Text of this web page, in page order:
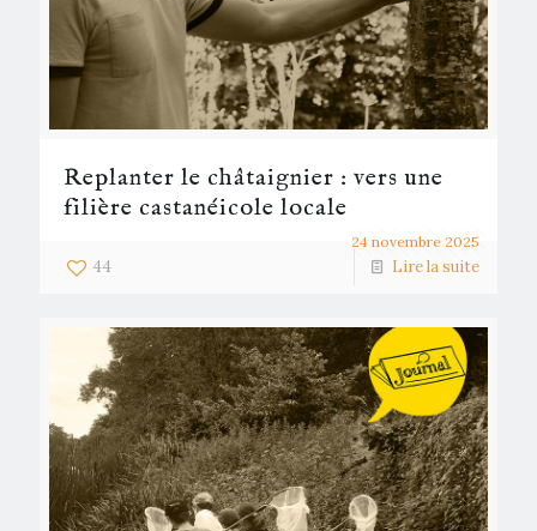
24 novembre 2025
Replanter le châtaignier : vers une
filière castanéicole locale
44 Lire la suite